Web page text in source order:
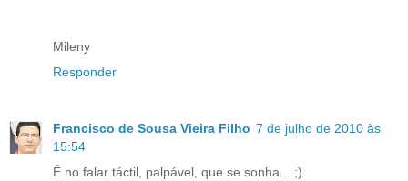
Mileny
Responder
Francisco de Sousa Vieira Filho 7 de julho de 2010 às
15:54
É no falar táctil, palpável, que se sonha... ;)